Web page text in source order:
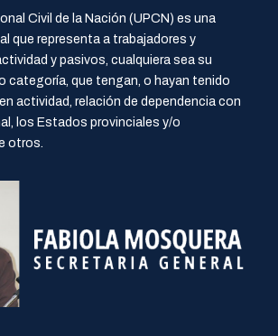
Civil de la Nación (UPCN) es una
que representa a trabajadores y
y pasivos, cualquiera sea su
categoría, que tengan, o hayan tenido
actividad, relación de dependencia con
los Estados provinciales y/o
otros.